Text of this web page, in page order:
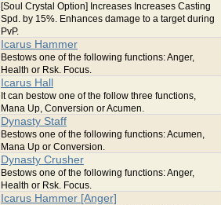
[Soul Crystal Option] Increases Increases Casting
Spd. by 15%. Enhances damage to a target during
PvP.
Icarus Hammer
Bestows one of the following functions: Anger,
Health or Rsk. Focus.
Icarus Hall
It can bestow one of the follow three functions,
Mana Up, Conversion or Acumen.
Dynasty Staff
Bestows one of the following functions: Acumen,
Mana Up or Conversion.
Dynasty Crusher
Bestows one of the following functions: Anger,
Health or Rsk. Focus.
Icarus Hammer [Anger]